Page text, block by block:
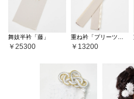
舞妓半衿「藤」
25300 13200